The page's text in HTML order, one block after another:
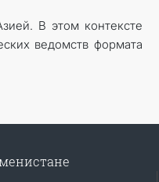
В этом контексте
ведомств формата